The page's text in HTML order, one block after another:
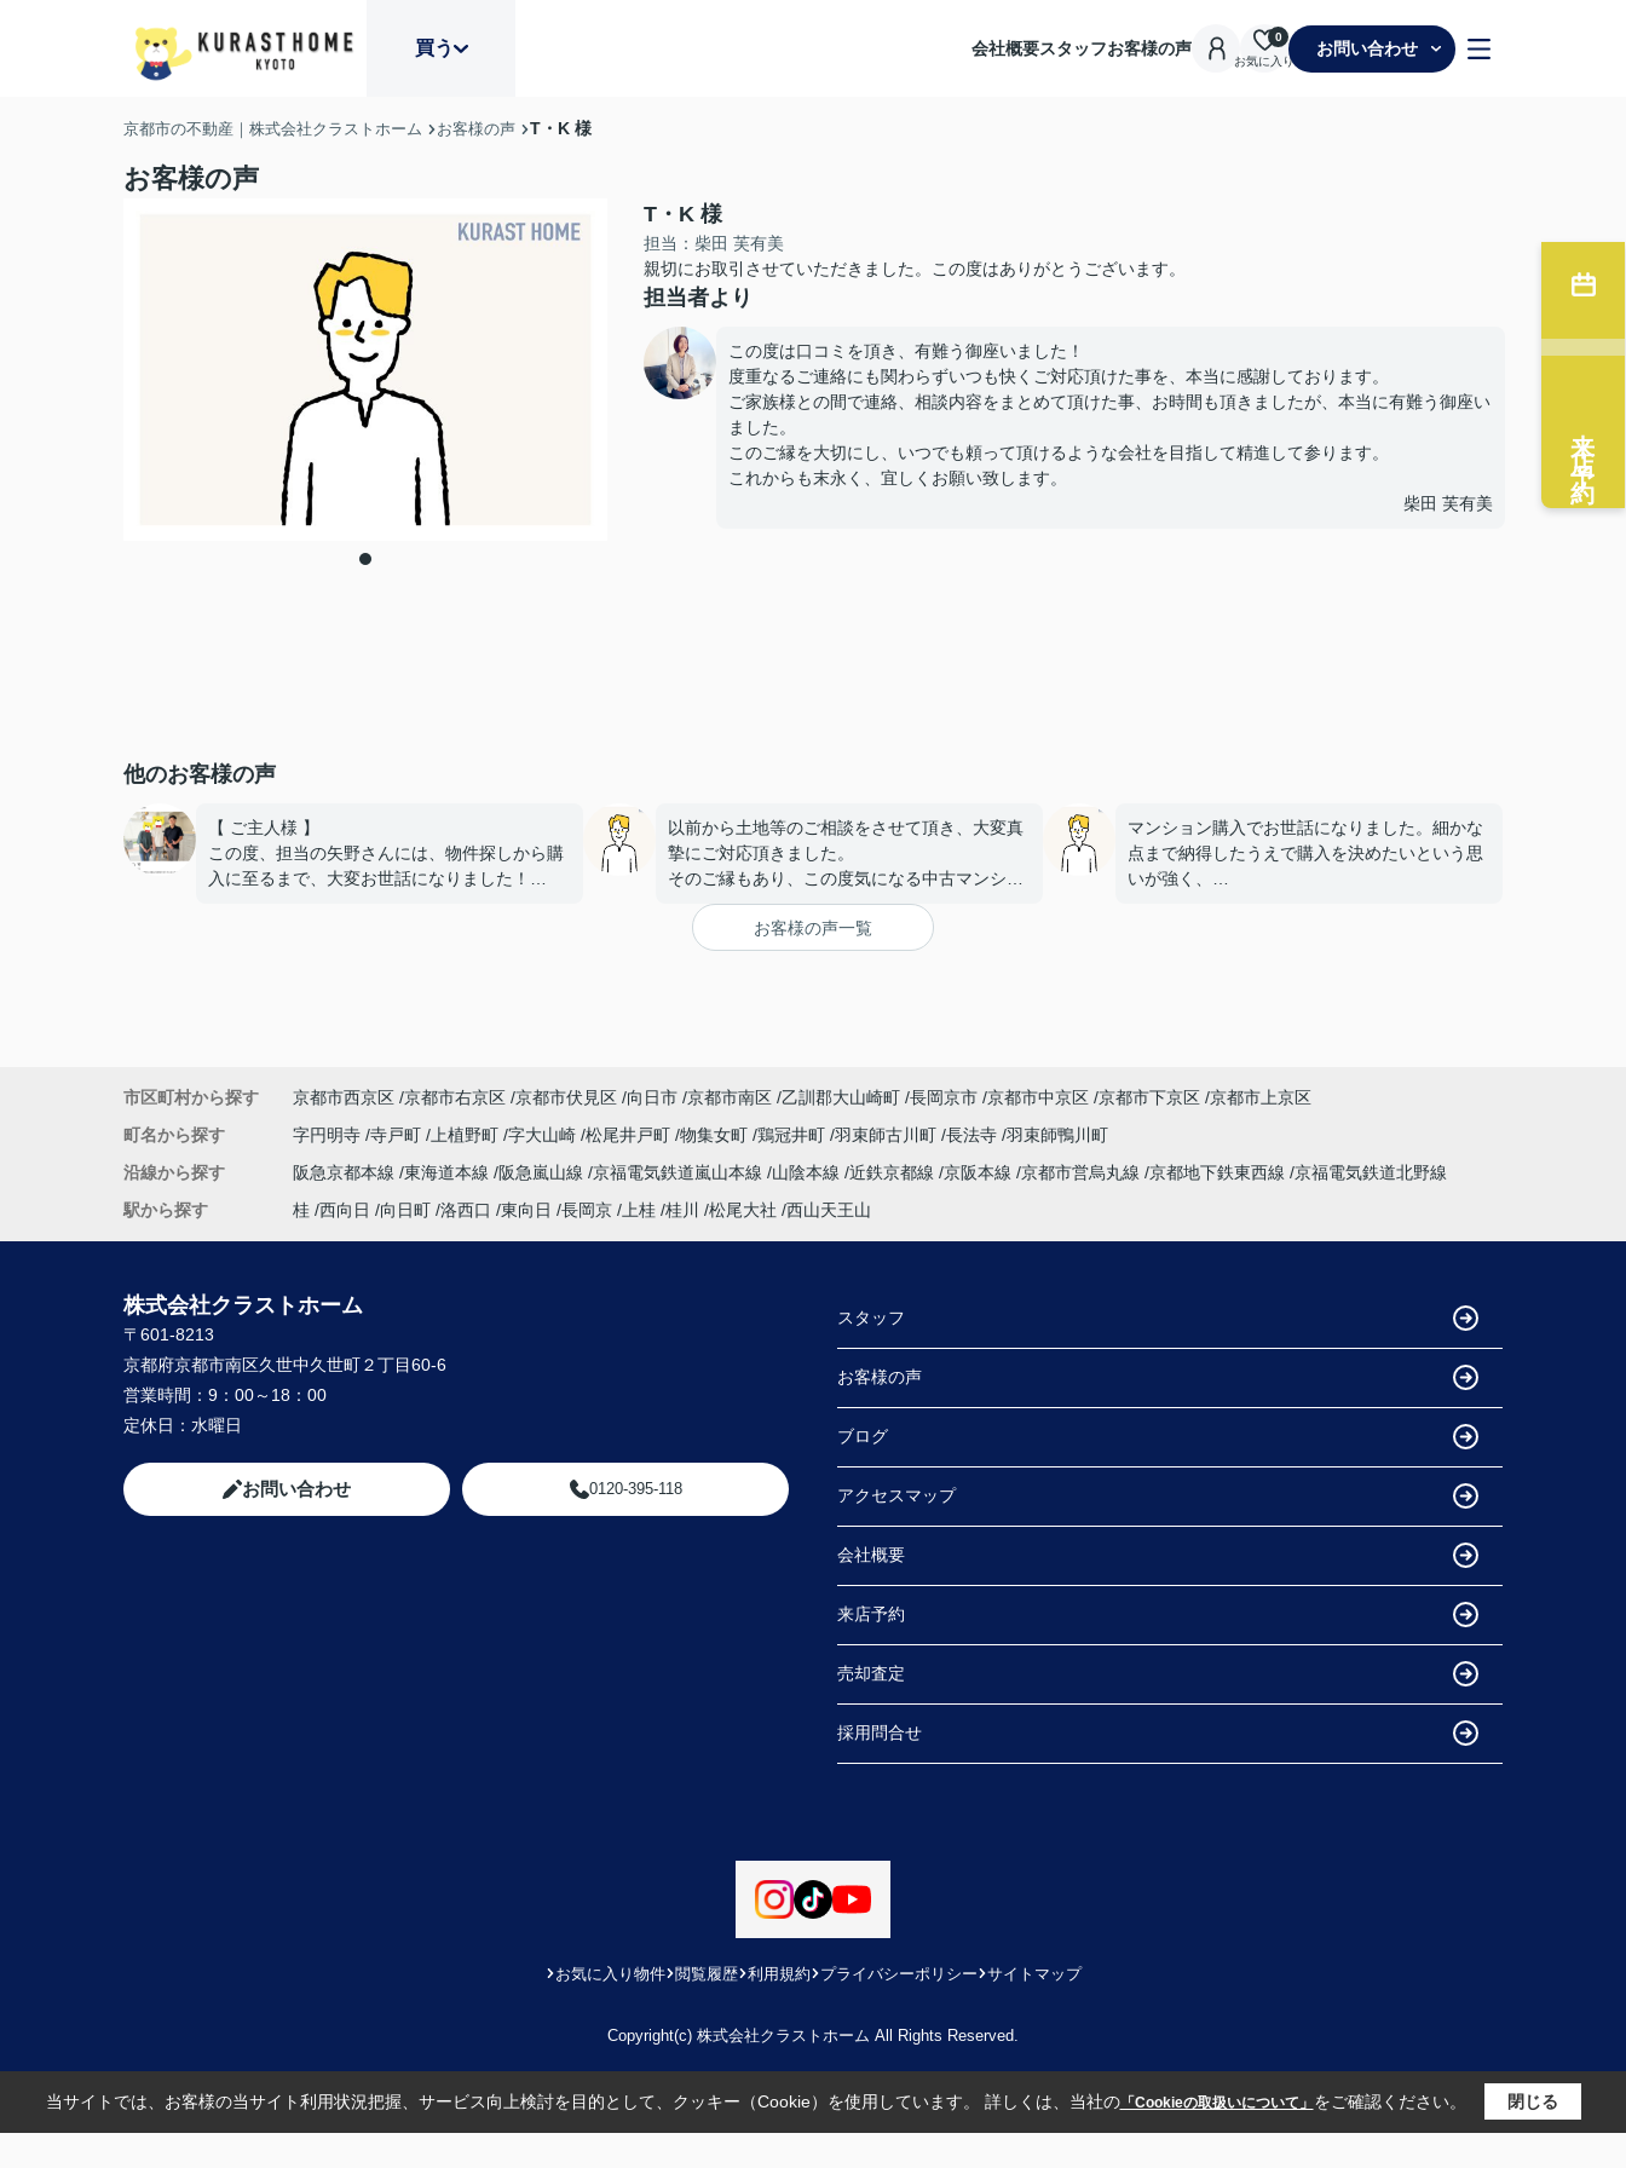
買う 会社概要スタッフお客様の声
お気に入り
0
お問い合わせ
京都市の不動産｜株式会社クラストホーム お客様の声 T・K 様
お客様の声
T・K 様
担当：柴田 芙有美
親切にお取引させていただきました。この度はありがとうございます。
担当者より
この度は口コミを頂き、有難う御座いました！
度重なるご連絡にも関わらずいつも快くご対応頂けた事を、本当に感謝しております。
ご家族様との間で連絡、相談内容をまとめて頂けた事、お時間も頂きましたが、本当に有難う御座い
ました。
このご縁を大切にし、いつでも頼って頂けるような会社を目指して精進して参ります。
これからも末永く、宜しくお願い致します。
柴田 芙有美
他のお客様の声
【 ご主人様 】
この度、担当の矢野さんには、物件探しから購
入に至るまで、大変お世話になりました！
【 奥様 】
この度、担当して下さった矢野さんには、たい
本当にありがとうございました。
暑い暑い最中、こちらの要望に沿った物件探し
購入にあたって、疑問や質問にも丁寧に説明し
て下さり、各所に度々足を運んで下さり、連絡
や報告など常に迅速に対応して下さいました。
私達家族の希望に、寄り添って尽力して下さる
心から信頼させていただいています。
これからお家探しをされると聞いたら、身内や
友人、知人にも、
クラストホームの矢野さんを紹介させていただ
以前から土地等のご相談をさせて頂き、大変真
摯にご対応頂きました。
そのご縁もあり、この度気になる中古マンショ
ンを見つけ、
こちらに購入を依頼しましたが、大変丁寧かつ
迅速な対応をして頂き満足しております。
マンション購入でお世話になりました。細かな
点まで納得したうえで購入を決めたいという思
いが強く、
ではない大きな買い物だからこそ、
特に担当してくださった中野様、柴田様には大
お客様の声一覧
来店予約
市区町村から探す 京都市西京区 京都市右京区 京都市伏見区 向日市 京都市南区 乙訓郡大山崎町 長岡京市 京都市中京区 京都市下京区 京都市上京区
町名から探す
字円明寺 寺戸町 上植野町 字大山崎 松尾井戸町 物集女町 鶏冠井町 羽束師古川町 長法寺 羽束師鴨川町
沿線から探す
阪急京都本線 東海道本線 阪急嵐山線 京福電気鉄道嵐山本線 山陰本線 近鉄京都線 京阪本線 京都市営烏丸線 京都地下鉄東西線 京福電気鉄道北野線
駅から探す
桂 西向日 向日町 洛西口 東向日 長岡京 上桂 桂川 松尾大社 西山天王山
株式会社クラストホーム
〒601-8213
京都府京都市南区久世中久世町２丁目60-6
営業時間： 9：00～18：00
定休日： 水曜日
お問い合わせ 0120-395-118
スタッフ
お客様の声
ブログ
アクセスマップ
会社概要
来店予約
売却査定
採用問合せ
お気に入り物件 閲覧履歴 利用規約 プライバシーポリシー サイトマップ
Copyright(c) 株式会社クラストホーム All Rights Reserved.
当サイトでは、お客様の当サイト利用状況把握、サービス向上検討を目的として、クッキー（Cookie）を使用しています。 詳しくは、当社の「Cookieの取扱いについて」 をご確認ください。 閉じる